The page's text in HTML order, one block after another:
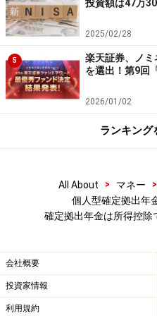
投資額は47万
2025/02/28
5
楽天証券、ノ
を選出！第9回
2026/01/02
ランキング
All About > マネー >
個人型確定拠出年
確定拠出年金は所得控除
会社概要
投資家情報
利用規約